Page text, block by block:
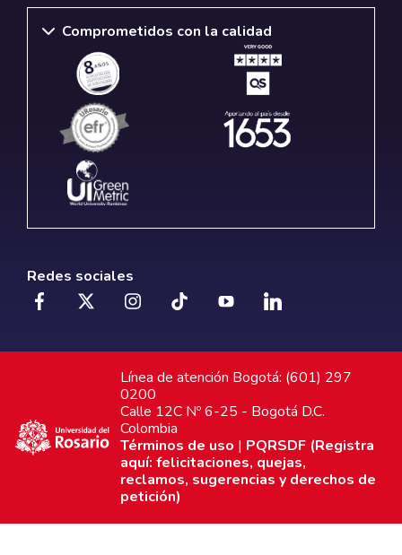
Comprometidos con la calidad
Redes sociales
Línea de atención Bogotá: (601) 297
0200
Calle 12C Nº 6-25 - Bogotá D.C.
Colombia
Términos de uso | PQRSDF (Registra
aquí: felicitaciones, quejas,
reclamos, sugerencias y derechos de
petición)